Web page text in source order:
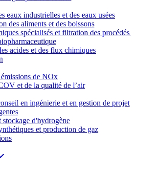
eaux industrielles et des eaux usées
des aliments et des boissons
spécialisés et filtration des procédés
acides et des flux chimiques
de NOx
et de la qualité de l’air
en ingénierie et en gestion de projet
stockage d'hydrogène
et production de gaz